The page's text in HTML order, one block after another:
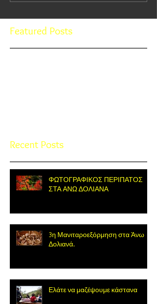
Featured Posts
Recent Posts
ΦΩΤΟΓΡΑΦΙΚΟΣ ΠΕΡΙΠΑΤΟΣ
ΣΤΑ ΑΝΩ ΔΟΛΙΑΝΑ
3η Μανιταροεξόρμηση στα Άνω
Δολιανά.
Ελάτε να μαζέψουμε κάστανα